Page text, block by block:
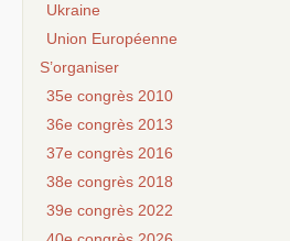
Ukraine
Union Européenne
S’organiser
35e congrès 2010
36e congrès 2013
37e congrès 2016
38e congrès 2018
39e congrès 2022